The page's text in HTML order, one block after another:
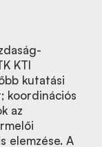
KTI
kutatási
koordinációs
az
elemzése. A